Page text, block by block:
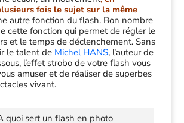
fois le sujet sur la même
autre fonction du flash. Bon nombre
cette fonction qui permet de régler le
et le temps de déclenchement. Sans
le talent de Michel HANS, l’auteur de
l’effet strobo de votre flash vous
amuser et de réaliser de superbes
vivant.